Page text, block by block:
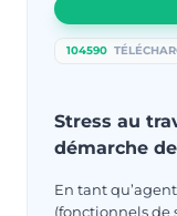
104590
Stress au
démarche
En tant
(fonctionnels de